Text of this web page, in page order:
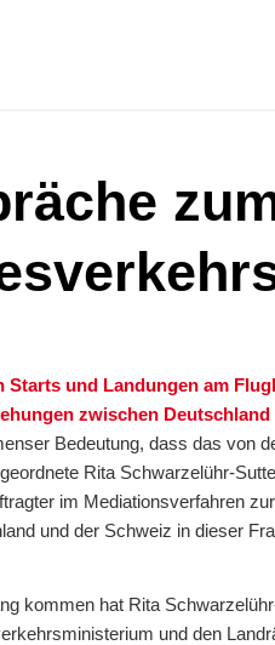
Starts und Landungen am
zwischen
Bedeutung, dass das von
Rita Schwarzelühr-
im Mediationsverfahren
und der Schweiz in dieser
kommen hat Rita
und den